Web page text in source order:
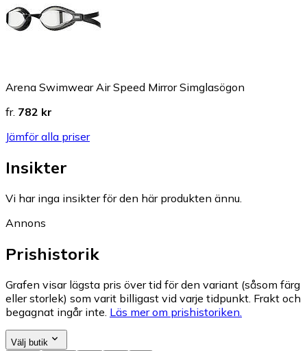
Arena Swimwear Air Speed Mirror Simglasögon
fr. 782 kr
Jämför alla priser
Insikter
Vi har inga insikter för den här produkten ännu.
Annons
Prishistorik
Grafen visar lägsta pris över tid för den variant (såsom färg
eller storlek) som varit billigast vid varje tidpunkt. Frakt och
begagnat ingår inte. Läs mer om prishistoriken.
Välj butik